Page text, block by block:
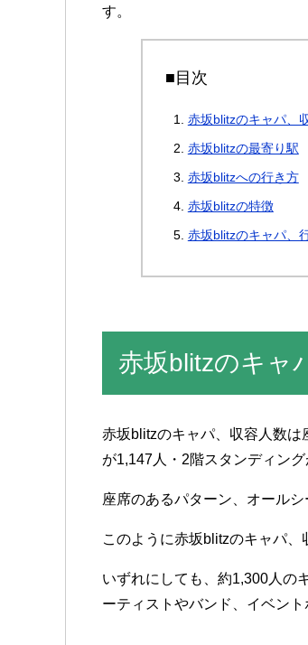
す。
■目次
赤坂blitzのキャパ、
赤坂blitzの最寄り駅
赤坂blitzへの行き方
赤坂blitzの特徴
赤坂blitzのキャパ、
赤坂blitzのキャ
赤坂blitzのキャパ、収容人数
が1,147人・2階スタンディン
座席のあるパターン、オール
このように赤坂blitzのキャパ、
いずれにしても、約1,300人の
ーティストやバンド、イベン